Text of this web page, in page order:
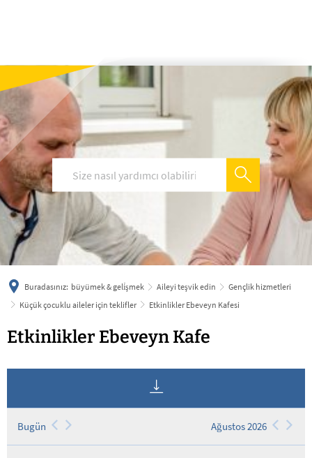
deutsch
Buradasınız: büyümek & geli̇şmek Aileyi teşvik edin
Gençlik hizmetleri
Küçük çocuklu aileler için teklifler
Etkinlikler Ebeveyn Kafesi
Etkinlikler
Etkinlikler Ebeveyn Kafe
Bugün Ağustos 2026